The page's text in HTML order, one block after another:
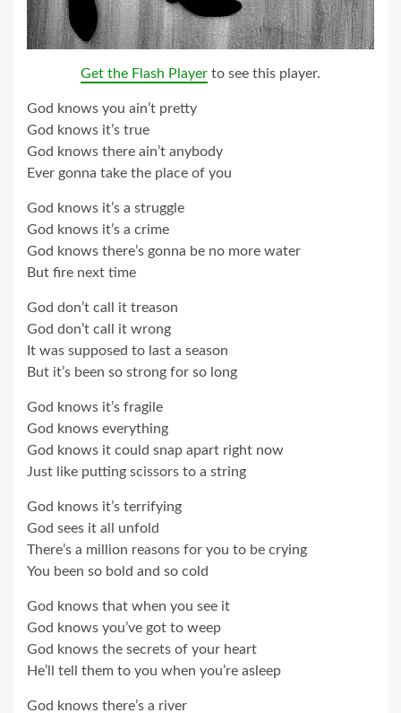
Get the Flash Player to see this player.
God knows you ain’t pretty
God knows it’s true
God knows there ain’t anybody
Ever gonna take the place of you
God knows it’s a struggle
God knows it’s a crime
God knows there’s gonna be no more water
But fire next time
God don’t call it treason
God don’t call it wrong
It was supposed to last a season
But it’s been so strong for so long
God knows it’s fragile
God knows everything
God knows it could snap apart right now
Just like putting scissors to a string
God knows it’s terrifying
God sees it all unfold
There’s a million reasons for you to be crying
You been so bold and so cold
God knows that when you see it
God knows you’ve got to weep
God knows the secrets of your heart
He’ll tell them to you when you’re asleep
God knows there’s a river